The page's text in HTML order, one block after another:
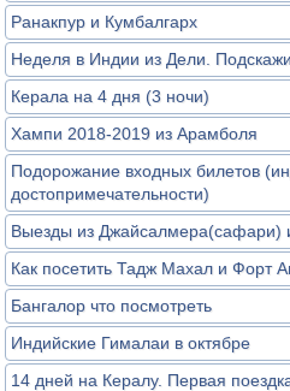
Ранакпур и Кумбалгарх
Неделя в Индии из Дели.
Керала на 4 дня (3 ночи)
Хампи 2018-2019 из Арамболя
Подорожание входных билетов
достопримечательности)
Выезды из Джайсалмера(сафари)
Как посетить Тадж Махал и Форт
Бангалор что посмотреть
Индийские Гималаи в октябре
14 дней на Кералу. Первая